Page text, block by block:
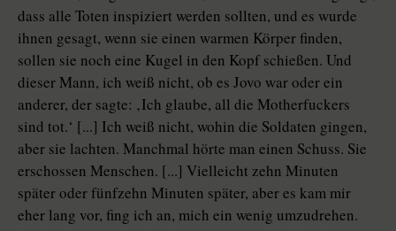
dass alle Toten inspiziert werden sollten, und es wurde
ihnen gesagt, wenn sie einen warmen Körper finden,
sollen sie noch eine Kugel in den Kopf schießen. Und
dieser Mann, ich weiß nicht, ob es Jovo war oder ein
anderer, der sagte: ‚Ich glaube, all die Motherfuckers
sind tot.‘ [...] Ich weiß nicht, wohin die Soldaten gingen,
aber sie lachten. Manchmal hörte man einen Schuss. Sie
erschossen Menschen. [...] Vielleicht zehn Minuten
später oder fünfzehn Minuten später, aber es kam mir
eher lang vor, fing ich an, mich ein wenig umzudrehen.